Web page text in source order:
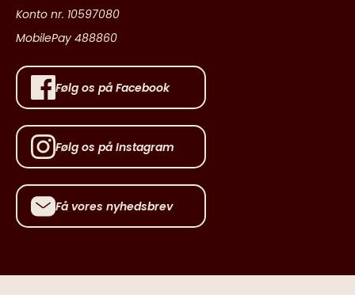
Konto nr. 10597080
MobilePay 488860
Følg os på Facebook
Følg os på Instagram
Få vores nyhedsbrev